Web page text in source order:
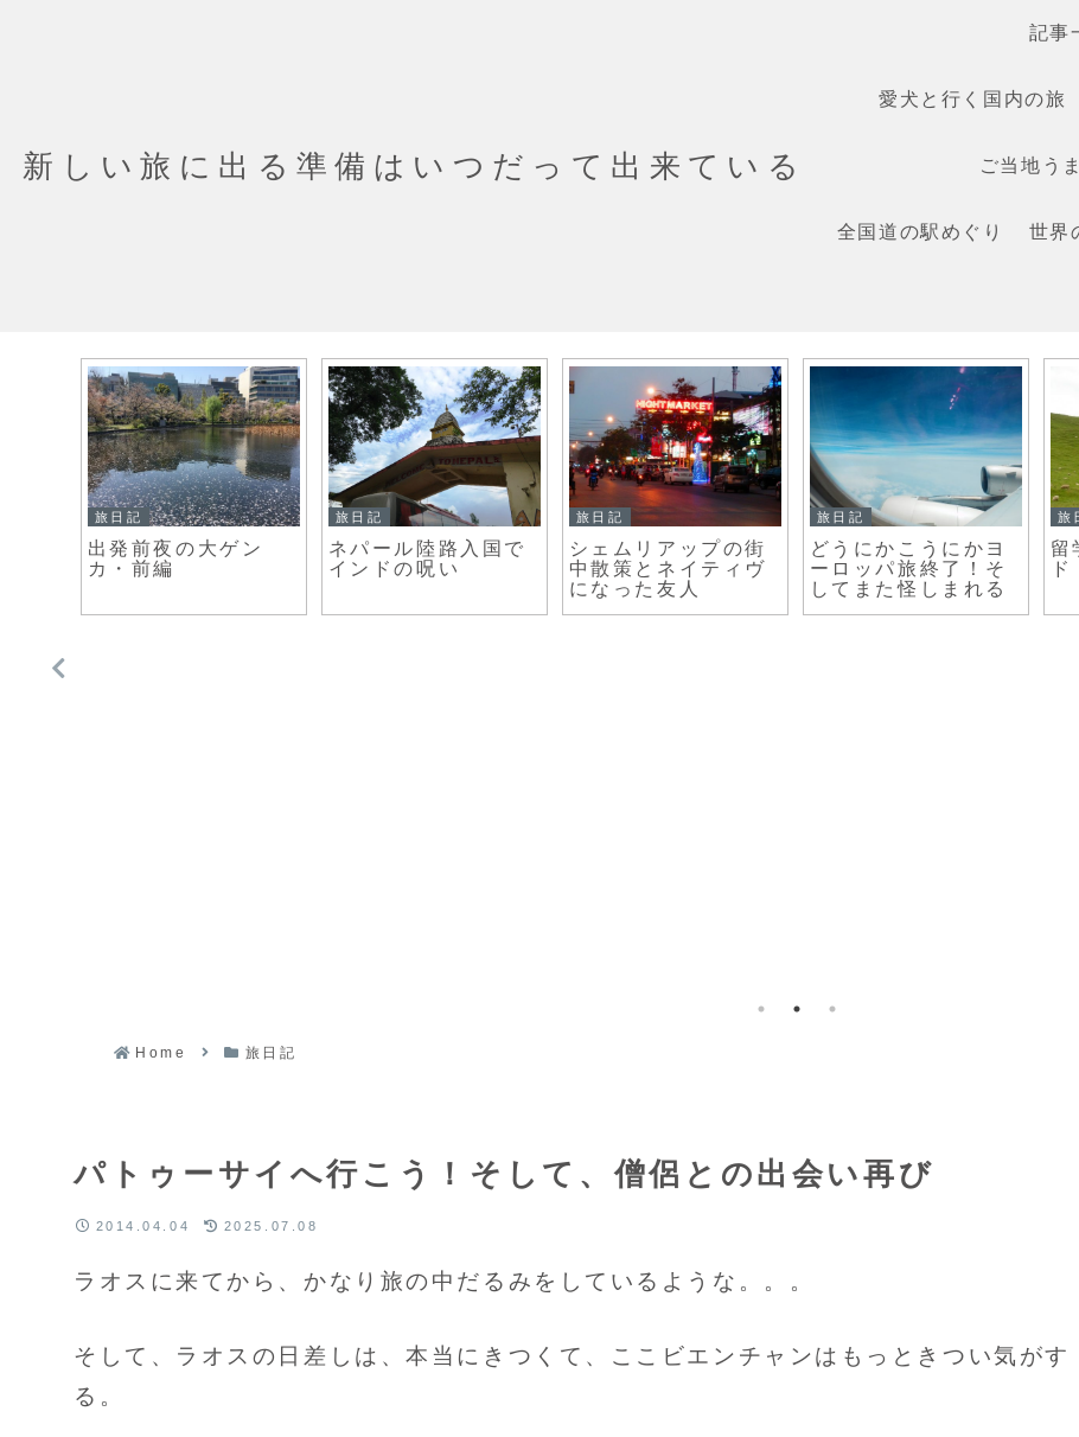
新しい旅に出る準備はいつだって出来ている
記事
愛犬と行く国内の旅
ご当地う
全国道の駅めぐり 世界
こうにかヨ
旅終了！そ
旅日記
留学は スタンプカー
旅日記
マカオでポルトガル
料理を食べるならこ
旅日記
マチュピチュ遺跡ラ
スト
旅日記
ポカラに着いた
引き達は元気。
Home 旅日記
パトゥーサイへ行こう！そして、僧侶との出会い再び
2014.04.04 2025.07.08
ラオスに来てから、かなり旅の中だるみをしているような。。。
そして、ラオスの日差しは、本当にきつくて、ここビエンチャンはもっときつい気がす
る。